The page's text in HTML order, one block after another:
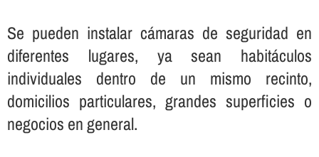
Se pueden instalar cámaras de seguridad en
diferentes lugares, ya sean habitáculos
individuales dentro de un mismo recinto,
domicilios particulares, grandes superficies o
negocios en general.